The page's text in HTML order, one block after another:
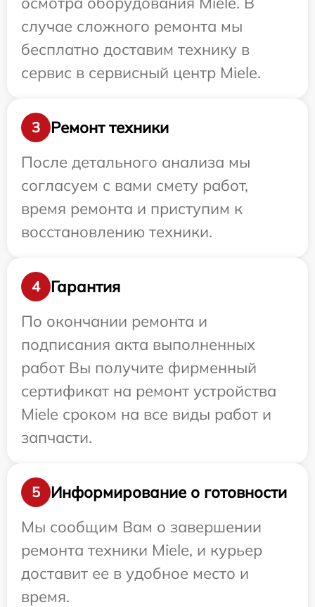
случае сложного ремонта мы
бесплатно доставим технику в
сервис в сервисный центр Miele.
3
Ремонт техники
После детального анализа мы
согласуем с вами смету работ,
время ремонта и приступим к
восстановлению техники.
4
Гарантия
По окончании ремонта и
подписания акта выполненных
работ Вы получите фирменный
сертификат на ремонт устройства
Miele сроком на все виды работ и
запчасти.
5
Информирование о готовности
Мы сообщим Вам о завершении
ремонта техники Miele, и курьер
доставит ее в удобное место и
время.